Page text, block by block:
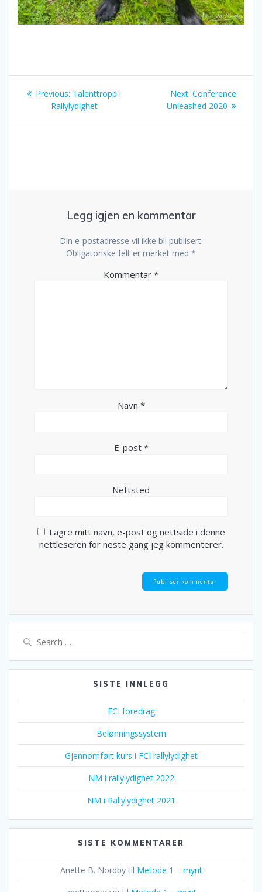
Innleggsnavigasjon
Previous: Previous
post:
Talenttropp i
Rallylydighet
Next: Next
post:
Conference
Unleashed 2020
Legg igjen en kommentar
Din e-postadresse vil ikke bli publisert.
Obligatoriske felt er merket med *
Kommentar *
Navn *
E-post *
Nettsted
Lagre mitt navn, e-post og nettside i denne
nettleseren for neste gang jeg kommenterer.
SISTE INNLEGG
FCI foredrag
Belønningssystem
Gjennomført kurs i FCI rallylydighet
NM i rallylydighet 2022
NM i Rallylydighet 2021
SISTE KOMMENTARER
Anette B. Nordbytil Metode 1 – mynt